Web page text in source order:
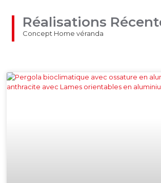
Réalisations
Concept Home véranda